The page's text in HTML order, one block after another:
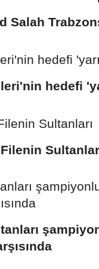
Salah
hedefi